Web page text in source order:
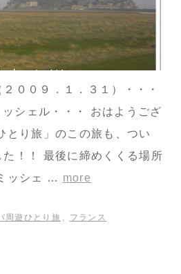
００９．１．３１）・・・
シェル・・・ おはようござ
り旅」のこの旅も、つい
！！ 最後に締めくくる場所
ッシェ … more
周遊ひとり旅 , フランス